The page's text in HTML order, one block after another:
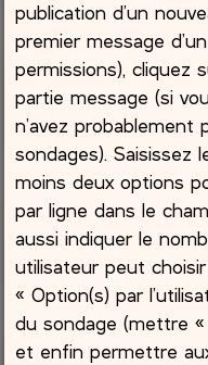
publication d’un
premier message
permissions), cliquez
partie message (si
n’avez
sondages).
moins deux options
par ligne dans le
aussi indiquer le
utilisateur peut
« Option(s) par
du sondage (mettre
et enfin permettre